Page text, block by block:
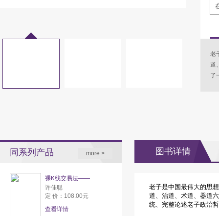
老
道
了
同系列产品 more >
裸K线交易法——
许佳聪
定 价：108.00元
查看详情
图书详情
老子是中国最伟大的思
道、治道、术道、器道
统、完整论述老子政治